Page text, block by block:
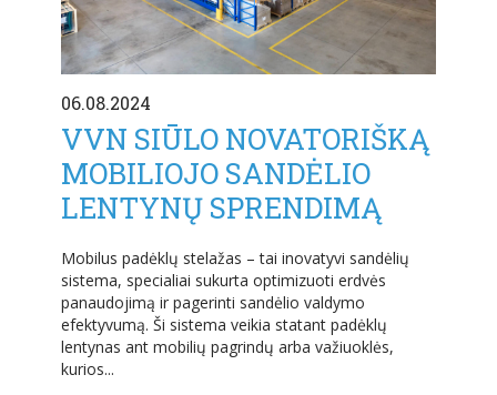
06.08.2024
VVN SIŪLO NOVATORIŠKĄ
MOBILIOJO SANDĖLIO
LENTYNŲ SPRENDIMĄ
Mobilus padėklų stelažas – tai inovatyvi sandėlių
sistema, specialiai sukurta optimizuoti erdvės
panaudojimą ir pagerinti sandėlio valdymo
efektyvumą. Ši sistema veikia statant padėklų
lentynas ant mobilių pagrindų arba važiuoklės,
kurios...